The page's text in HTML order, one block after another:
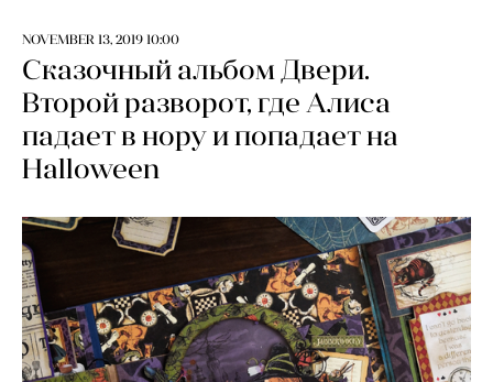
NOVEMBER 13, 2019 10:00
Сказочный альбом Двери.
Второй разворот, где Алиса
падает в нору и попадает на
Halloween